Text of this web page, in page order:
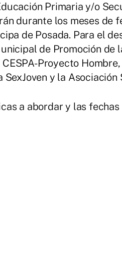
Primaria y/o
durante los meses de
de Posada. Para el
de Promoción de
Proyecto
SexJoven y la Asociación
a abordar y las